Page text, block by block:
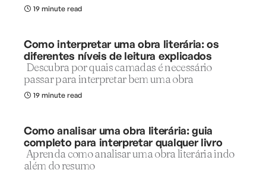
19 minute read
Como interpretar uma obra literária: os
diferentes níveis de leitura explicados
Descubra por quais camadas é necessário
passar para interpretar bem uma obra
19 minute read
Como analisar uma obra literária: guia
completo para interpretar qualquer livro
Aprenda como analisar uma obra literária indo
além do resumo